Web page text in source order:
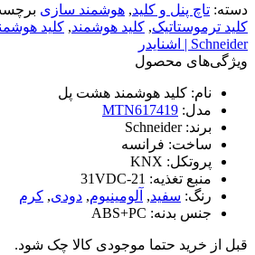
دسته: تاچ پنل و کلید, هوشمند سازی
کلید ترموستاتیک, کلید هوشمند, کلید
Schneider | اشنایدر
ویژگی‌های محصول
نام: کلید هوشمند هشت پل
مدل: MTN617419
برند:Schneider
ساخت: فرانسه
پروتکل: KNX
منبع تغذیه: 21-31VDC
رنگ: سفید, آلومینیوم, دودی, کرم
جنس بدنه: ABS+PC
قبل از خرید حتما موجودی کالا چک شود.